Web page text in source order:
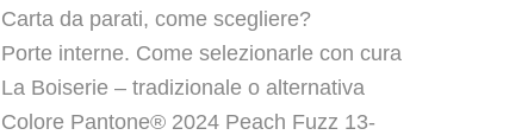
Carta da parati, come scegliere?
Porte interne. Come selezionarle con cura
La Boiserie – tradizionale o alternativa
Colore Pantone® 2024 Peach Fuzz 13-